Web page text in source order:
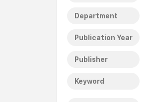
Department
Publication Year
Publisher
Keyword